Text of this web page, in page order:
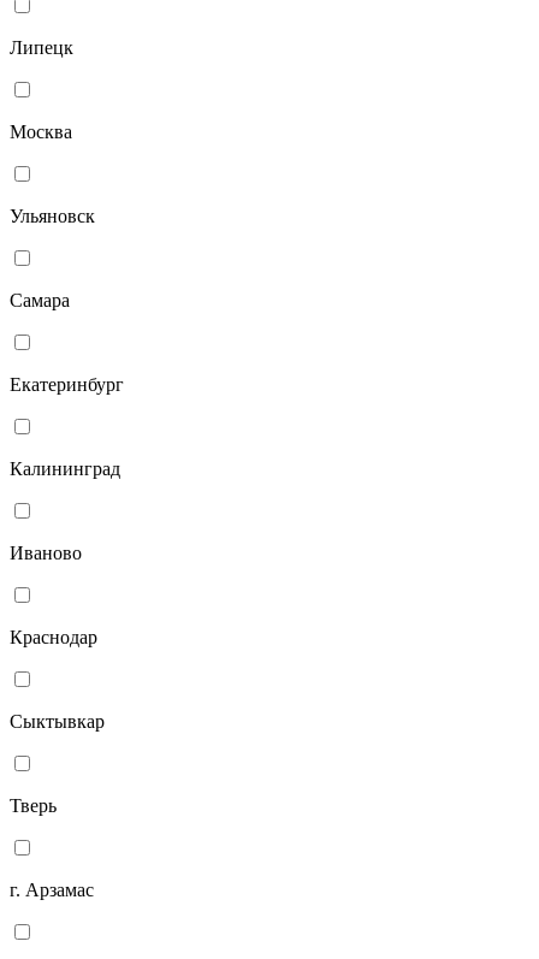
Липецк
Москва
Ульяновск
Самара
Екатеринбург
Калининград
Иваново
Краснодар
Сыктывкар
Тверь
г. Арзамас